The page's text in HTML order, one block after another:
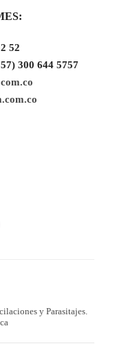
52
300 644 5757
y Parasitajes.